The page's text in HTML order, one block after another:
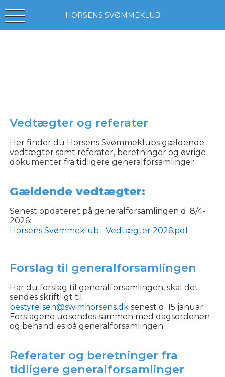
HORSENS SVØMMEKLUB
Vedtægter og referater
Her finder du Horsens Svømmeklubs gældende
vedtægter samt referater, beretninger og øvrige
dokumenter fra tidligere generalforsamlinger.
Gældende vedtægter:
Senest opdateret på generalforsamlingen d. 8/4-
2026:
Horsens Svømmeklub - Vedtægter 2026.pdf
Forslag til generalforsamlingen
Har du forslag til generalforsamlingen, skal det
sendes skriftligt til
bestyrelsen@swimhorsens.dksenest d. 15 januar.
Forslagene udsendes sammen med dagsordenen
og behandles på generalforsamlingen.
Referater og beretninger fra
tidligere generalforsamlinger